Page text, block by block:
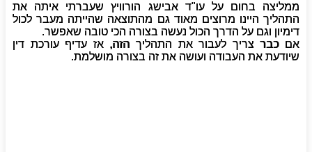
ממליצה בחום על עו"ד אבישג הורוויץ שעברתי איתה את
התהליך היינו מרוצים מאוד גם מהתוצאה שהייתה מעבר לכול
דימיון וגם על הדרך הכול נעשה בצורה הכי טובה שאפשר.
אם כבר צריך לעבור את התהליך הזה, אז עדיף עורכת דין
שיודעת את העבודה ועושה את זה בצורה מושלמת.